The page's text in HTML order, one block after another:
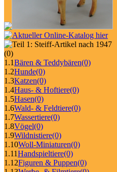
(0)
1.1Bären & Teddybären(0)
1.2Hunde(0)
1.3Katzen(0)
1.4Haus- & Hoftiere(0)
1.5Hasen(0)
1.6Wald- & Feldtiere(0)
1.7Wassertiere(0)
1.8Vögel(0)
1.9Wildnistiere(0)
1.10Woll-Miniaturen(0)
1.11Handspieltiere(0)
1.12Figuren & Puppen(0)